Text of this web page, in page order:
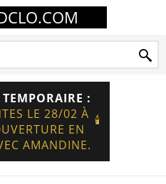
:
LE 28/02 À
EN
AMANDINE.
🕯️